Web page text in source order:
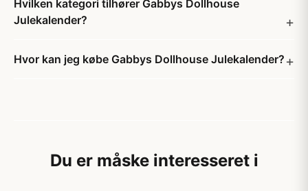
Hvilken kategori tilhører Gabbys Dollhouse
Julekalender?
Hvor kan jeg købe Gabbys Dollhouse Julekalender?
Du er måske interesseret i